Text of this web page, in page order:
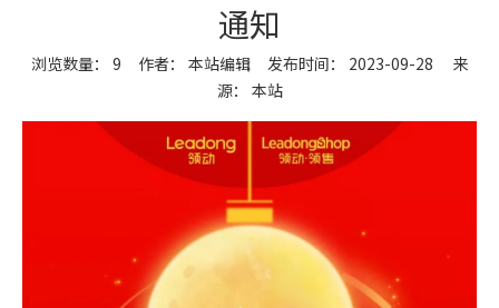
通知
浏览数量： 9 作者： 本站编辑 发布时间： 2023-09-28 来
源： 本站
["wechat","weibo","qzone","douban","email"]